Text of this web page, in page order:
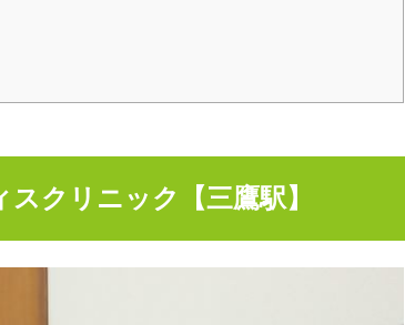
クリニック【三鷹駅】